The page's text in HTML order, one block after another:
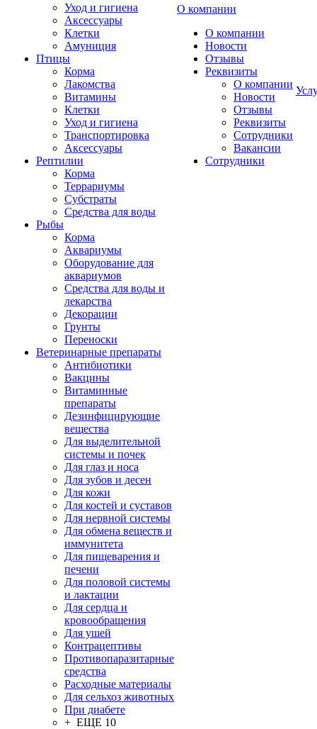
Уход и гигиена
Аксессуары
Клетки
Амуниция
Птицы
Корма
Лакомства
Витамины
Клетки
Уход и гигиена
Транспортировка
Аксессуары
Рептилии
Корма
Террариумы
Субстраты
Средства для воды
Рыбы
Корма
Аквариумы
Оборудование для
аквариумов
Средства для воды и
лекарства
Декорации
Грунты
Переноски
Ветеринарные препараты
Антибиотики
Вакцины
Витаминные
препараты
Дезинфицирующие
вещества
Для выделительной
системы и почек
Для глаз и носа
Для зубов и десен
Для кожи
Для костей и суставов
Для нервной системы
Для обмена веществ и
иммунитета
Для пищеварения и
печени
Для половой системы
и лактации
Для сердца и
кровообращения
Для ушей
Контрацептивы
Противопаразитарные
средства
Расходные материалы
Для сельхоз животных
При диабете
+ ЕЩЕ 10
О компании
О компании
Новости
Отзывы
Реквизиты
О компании
Новости
Отзывы
Реквизиты
Сотрудники
Вакансии
Сотрудники